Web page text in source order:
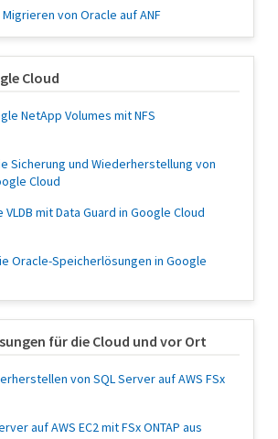
von Oracle auf ANF
Cloud
NetApp Volumes mit NFS
Sicherung und Wiederherstellung von
Cloud
mit Data Guard in Google Cloud
Oracle-Speicherlösungen in Google
für die Cloud und vor Ort
von SQL Server auf AWS FSx
auf AWS EC2 mit FSx ONTAP aus